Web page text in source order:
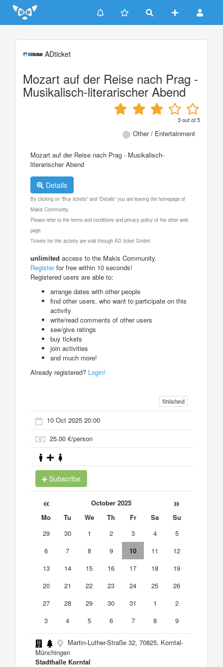
Update cookies preferences
ADticket
Mozart auf der Reise nach Prag -
Musikalisch-literarischer Abend
3out of5
Other / Entertainment
Mozart auf der Reise nach Prag - Musikalisch-
literarischer Abend
Details
By clicking on "Buy tickets" and "Details" you are leaving the homepage of
Makis Community.
Please refer to the terms and conditions and privacy policy of the other web
page.
Tickets for this activity are sold through AD ticket GmbH.
unlimited access to the Makis Community.
Registerfor free within 10 seconds!
Registered users are able to:
arrange dates with other people
find other users, who want to participate on this
activity
write/read comments of other users
see/give ratings
buy tickets
join activities
and much more!
Already registered? Login!
finished
10 Oct 2025 20:00
25.00 €/person
Subscribe
« October 2025 »
Mo Tu We Th Fr Sa
Su
29
30 1 2 3 4
5
6
7 8 9 10 11
12
13
14 15 16 17 18
19
20
21 22 23 24 25
26
27
28 29 30 31 1
2
3
4 5 6 7 8 9
Martin-Luther-Straße 32, 70825, Korntal-
Münchingen
Stadthalle Korntal